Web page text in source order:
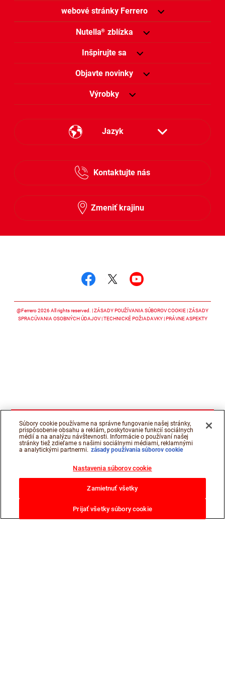
webové stránky Ferrero
Nutella® zblízka
Inšpirujte sa
Objavte novinky
Výrobky
Jazyk
Kontaktujte nás
Zmeniť krajinu
@Ferrero 2026 All rights reserved. ZÁSADY POUŽÍVANIA SÚBOROV COOKIE ZÁSADY
SPRACÚVANIA OSOBNÝCH ÚDAJOV TECHNICKÉ POŽIADAVKY PRÁVNE ASPEKTY
Súbory cookie používame na správne fungovanie našej stránky,
prispôsobenie obsahu a reklám, poskytovanie funkcií sociálnych
médií a na analýzu návštevnosti. Informácie o používaní našej
stránky tiež zdieľame s našimi sociálnymi médiami, reklamnými
a analytickými partnermi. zásady používania súborov cookie
Nastavenia súborov cookie
Zamietnuť všetky
Prijať všetky súbory cookie